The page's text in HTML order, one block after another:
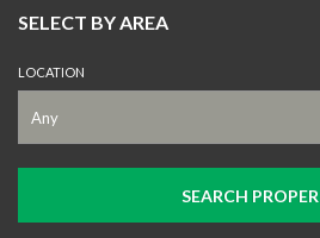
SELECT BY AREA
LOCATION